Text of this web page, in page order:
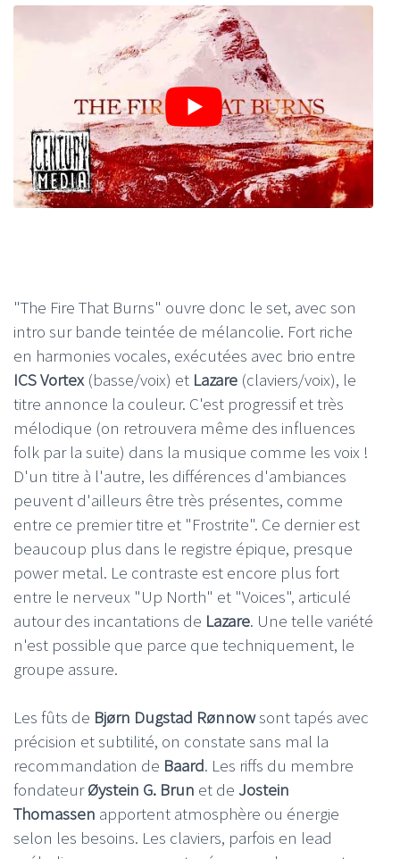
"The Fire That Burns" ouvre donc le set, avec son
intro sur bande teintée de mélancolie. Fort riche
en harmonies vocales, exécutées avec brio entre
ICS Vortex (basse/voix) et Lazare (claviers/voix), le
titre annonce la couleur. C'est progressif et très
mélodique (on retrouvera même des influences
folk par la suite) dans la musique comme les voix !
D'un titre à l'autre, les différences d'ambiances
peuvent d'ailleurs être très présentes, comme
entre ce premier titre et "Frostrite". Ce dernier est
beaucoup plus dans le registre épique, presque
power metal. Le contraste est encore plus fort
entre le nerveux "Up North" et "Voices", articulé
autour des incantations de Lazare. Une telle variété
n'est possible que parce que techniquement, le
groupe assure.
Les fûts de Bjørn Dugstad Rønnowsont tapés avec
précision et subtilité, on constate sans mal la
recommandation de Baard. Les riffs du membre
fondateurØystein G. Brun et de Jostein
Thomassen apportent atmosphère ou énergie
selon les besoins. Les claviers, parfois en lead